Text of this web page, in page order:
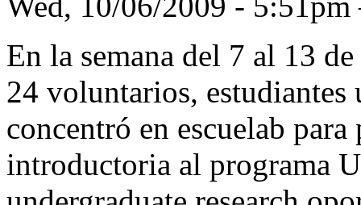
En la semana del 7 al 13
24 voluntarios, estudiantes
concentró en escuelab
introductoria al programa